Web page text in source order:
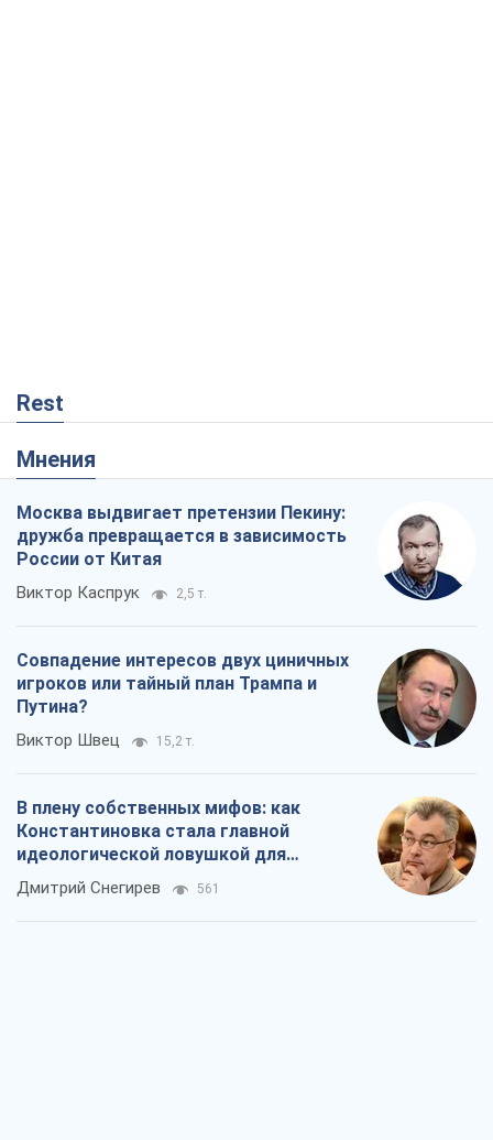
Rest
Мнения
Москва выдвигает претензии Пекину:
дружба превращается в зависимость
России от Китая
Виктор Каспрук 2,5 т.
Совпадение интересов двух циничных
игроков или тайный план Трампа и
Путина?
Виктор Швец 15,2 т.
В плену собственных мифов: как
Константиновка стала главной
идеологической ловушкой для
российских оккупантов
Дмитрий Снегирев 561